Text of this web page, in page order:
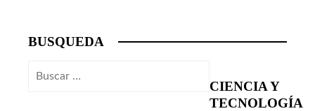
BUSQUEDA
Buscar:
CIENCIA Y
TECNOLOGÍA